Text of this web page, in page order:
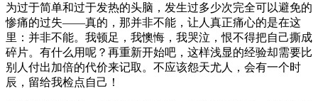
为过于简单和过于发热的头脑，发生过多少次完全可以避免的
惨痛的过失——真的，那并非不能，让人真正痛心的是在这
里：并非不能。我顿足，我懊悔，我哭泣，恨不得把自己撕成
碎片。有什么用呢？再重新开始吧，这样浅显的经验却需要比
别人付出加倍的代价来记取。不应该怨天尤人，会有一个时
辰，留给我检点自己！